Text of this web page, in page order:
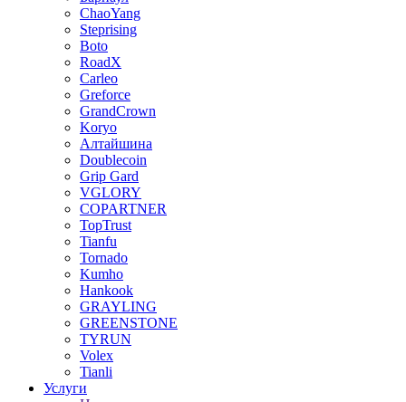
ChaoYang
Steprising
Boto
RoadX
Carleo
Greforce
GrandCrown
Koryo
Алтайшина
Doublecoin
Grip Gard
VGLORY
COPARTNER
TopTrust
Tianfu
Tornado
Kumho
Hankook
GRAYLING
GREENSTONE
TYRUN
Volex
Tianli
Услуги